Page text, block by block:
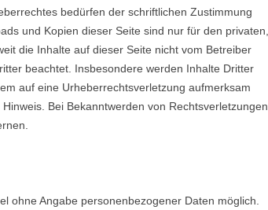
bedürfen der schriftlichen Zustimmung
und Kopien dieser Seite sind nur für den privaten,
die Inhalte auf dieser Seite nicht vom Betreiber
beachtet. Insbesondere werden Inhalte Dritter
auf eine Urheberrechtsverletzung aufmerksam
Bei Bekanntwerden von Rechtsverletzungen
ohne Angabe personenbezogener Daten möglich.